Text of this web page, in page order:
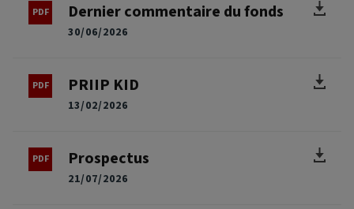
30/06/2026
Dernier commentaire du fonds
13/02/2026
PRIIP KID
21/07/2026
Prospectus